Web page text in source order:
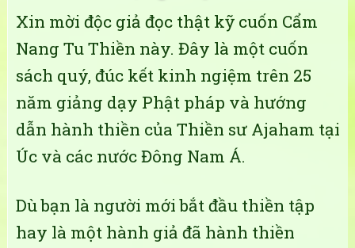
Xin mời độc giả đọc thật kỹ cuốn Cẩm
Nang Tu Thiền này. Đây là một cuốn
sách quý, đúc kết kinh ngiệm trên 25
năm giảng dạy Phật pháp và hướng
dẫn hành thiền của Thiền sư Ajaham tại
Úc và các nước Đông Nam Á.
Dù bạn là người mới bắt đầu thiền tập
hay là một hành giả đã hành thiền